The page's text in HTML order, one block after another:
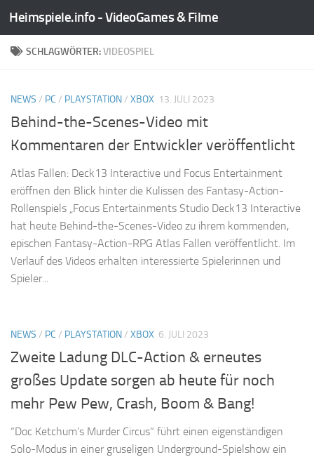
Zum Inhalt springen
Heimspiele.info - VideoGames & Filme
SCHLAGWÖRTER:VIDEOSPIEL
NEWS / PC / PLAYSTATION/ XBOX 13. JULI 2023
Behind-the-Scenes-Video mit
Kommentaren der Entwickler veröffentlicht
Atlas Fallen: Deck13 Interactive und Focus Entertainment
eröffnen den Blick hinter die Kulissen des Fantasy-Action-
Rollenspiels „Focus Entertainments Studio Deck13 Interactive
hat heute Behind-the-Scenes-Video zu ihrem kommenden,
epischen Fantasy-Action-RPG Atlas Fallen veröffentlicht. Im
Verlauf des Videos erhalten interessierte Spielerinnen und
Spieler...
NEWS / PC / PLAYSTATION/ XBOX 6. JULI 2023
Zweite Ladung DLC-Action & erneutes
großes Update sorgen ab heute für noch
mehr Pew Pew, Crash, Boom & Bang!
“Doc Ketchum’s Murder Circus“ führt einen eigenständigen
Solo-Modus in einer gruseligen Underground-Spielshow ein